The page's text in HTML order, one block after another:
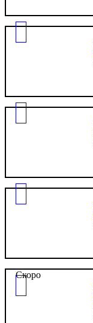
Скоро